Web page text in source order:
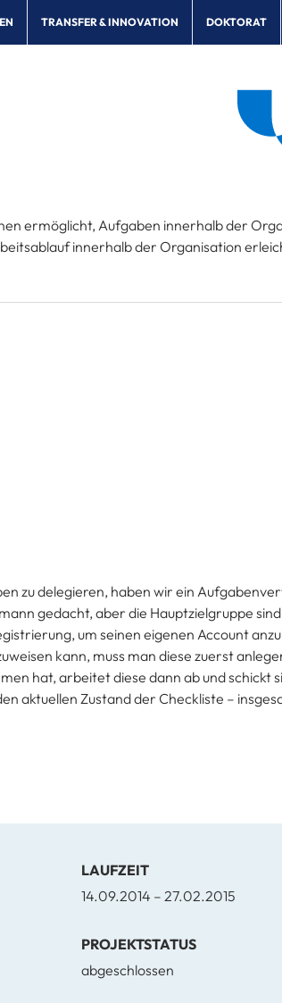
TRANSFER & INNOVATION DOKTORAT
ermöglicht, Aufgaben innerhalb der
innerhalb der Organisation
zu delegieren, haben wir ein
gedacht, aber die Hauptzielgruppe
um seinen eigenen Account
kann, muss man diese zuerst
hat, arbeitet diese dann ab und schickt
aktuellen Zustand der Checkliste –
LAUFZEIT
14.09.2014 – 27.02.2015
PROJEKTSTATUS
abgeschlossen